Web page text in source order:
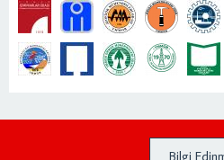
Bilgi